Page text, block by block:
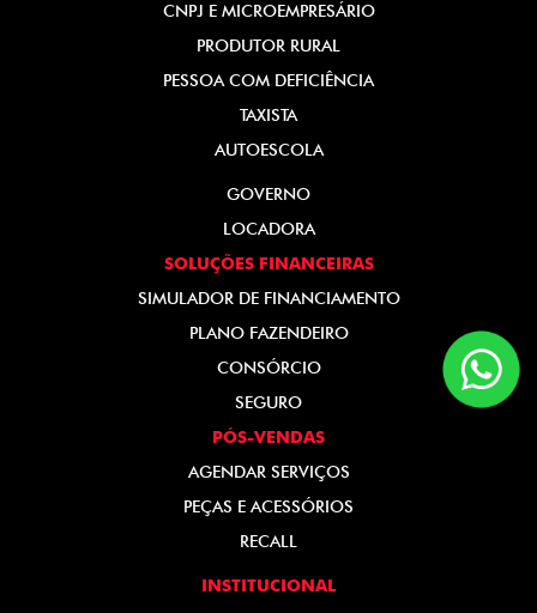
CNPJ E MICROEMPRESÁRIO
PRODUTOR RURAL
PESSOA COM DEFICIÊNCIA
TAXISTA
AUTOESCOLA
GOVERNO
LOCADORA
SOLUÇÕES FINANCEIRAS
SIMULADOR DE FINANCIAMENTO
PLANO FAZENDEIRO
CONSÓRCIO
SEGURO
PÓS-VENDAS
AGENDAR SERVIÇOS
PEÇAS E ACESSÓRIOS
RECALL
INSTITUCIONAL